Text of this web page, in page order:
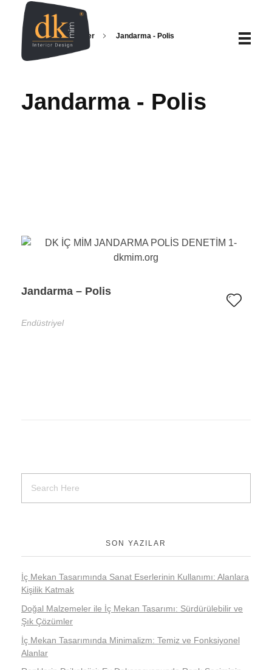
Home Projeler Jandarma - Polis
Jandarma - Polis
Jandarma – Polis
Endüstriyel
SON YAZILAR
İç Mekan Tasarımında Sanat Eserlerinin Kullanımı: Alanlara
Kişilik Katmak
Doğal Malzemeler ile İç Mekan Tasarımı: Sürdürülebilir ve
Şık Çözümler
İç Mekan Tasarımında Minimalizm: Temiz ve Fonksiyonel
Alanlar